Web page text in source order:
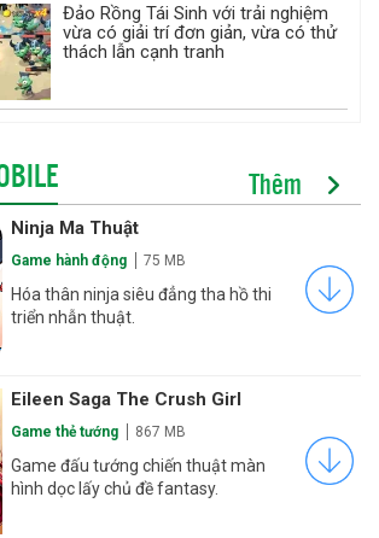
Đảo Rồng Tái Sinh với trải nghiệm
vừa có giải trí đơn giản, vừa có thử
thách lẫn cạnh tranh
Thêm
Ninja Ma Thuật
Game hành động 75 MB
Hóa thân ninja siêu đẳng tha hồ thi
triển nhẫn thuật.
Eileen Saga The Crush Girl
Game thẻ tướng 867 MB
Game đấu tướng chiến thuật màn
hình dọc lấy chủ đề fantasy.